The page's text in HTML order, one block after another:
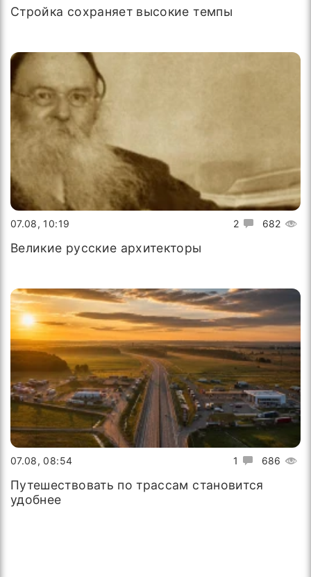
Стройка сохраняет высокие темпы
2 682
07.08, 10:19
Великие русские архитекторы
1 686
07.08, 08:54
Путешествовать по трассам становится
удобнее